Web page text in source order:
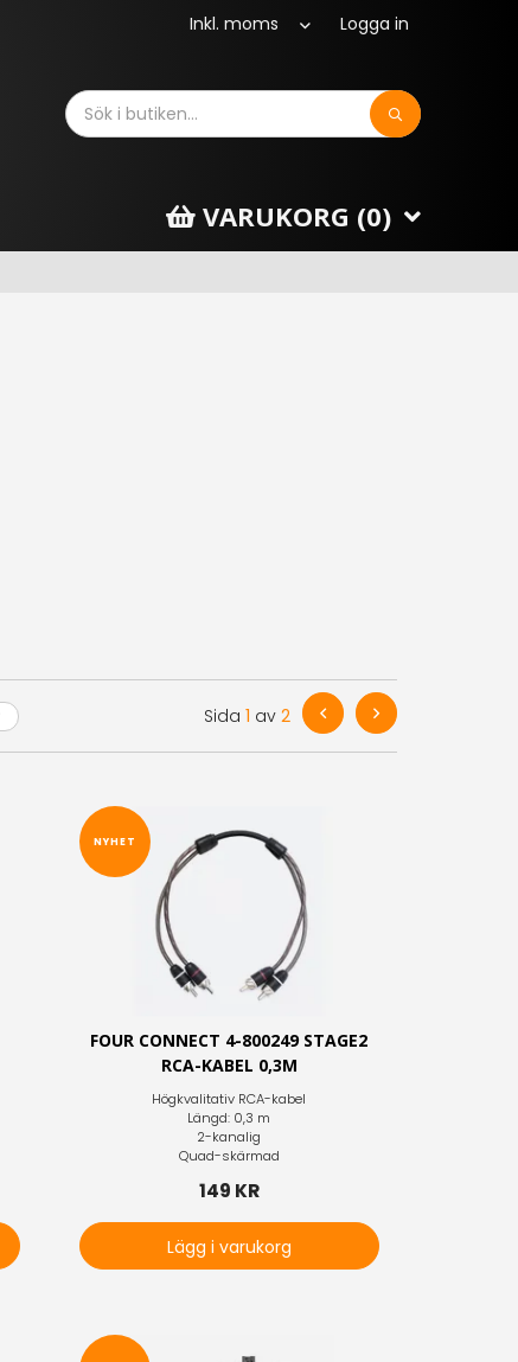
Logga in
Sök
VARUKORG (0)
Sida 1 av 2
NYHET
FOUR CONNECT 4-800249 STAGE2
RCA-KABEL 0,3M
Högkvalitativ RCA-kabel
Längd: 0,3 m
2-kanalig
Quad-skärmad
149 KR
Lägg i varukorg